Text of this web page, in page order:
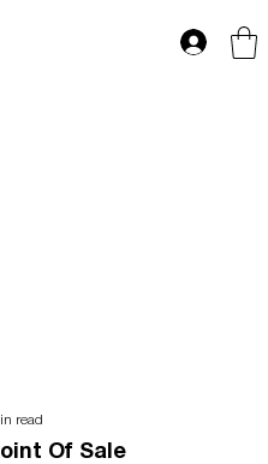
Of Sale
read